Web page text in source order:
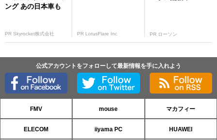
ング あの日本車も
PR Skyrocket株式会社 PR LotusFlare Inc PR ローソン
公式アカウントをフォローして最新情報を手に入れよう
FMV mouse マカフィー
ELECOM iiyama PC HUAWEI